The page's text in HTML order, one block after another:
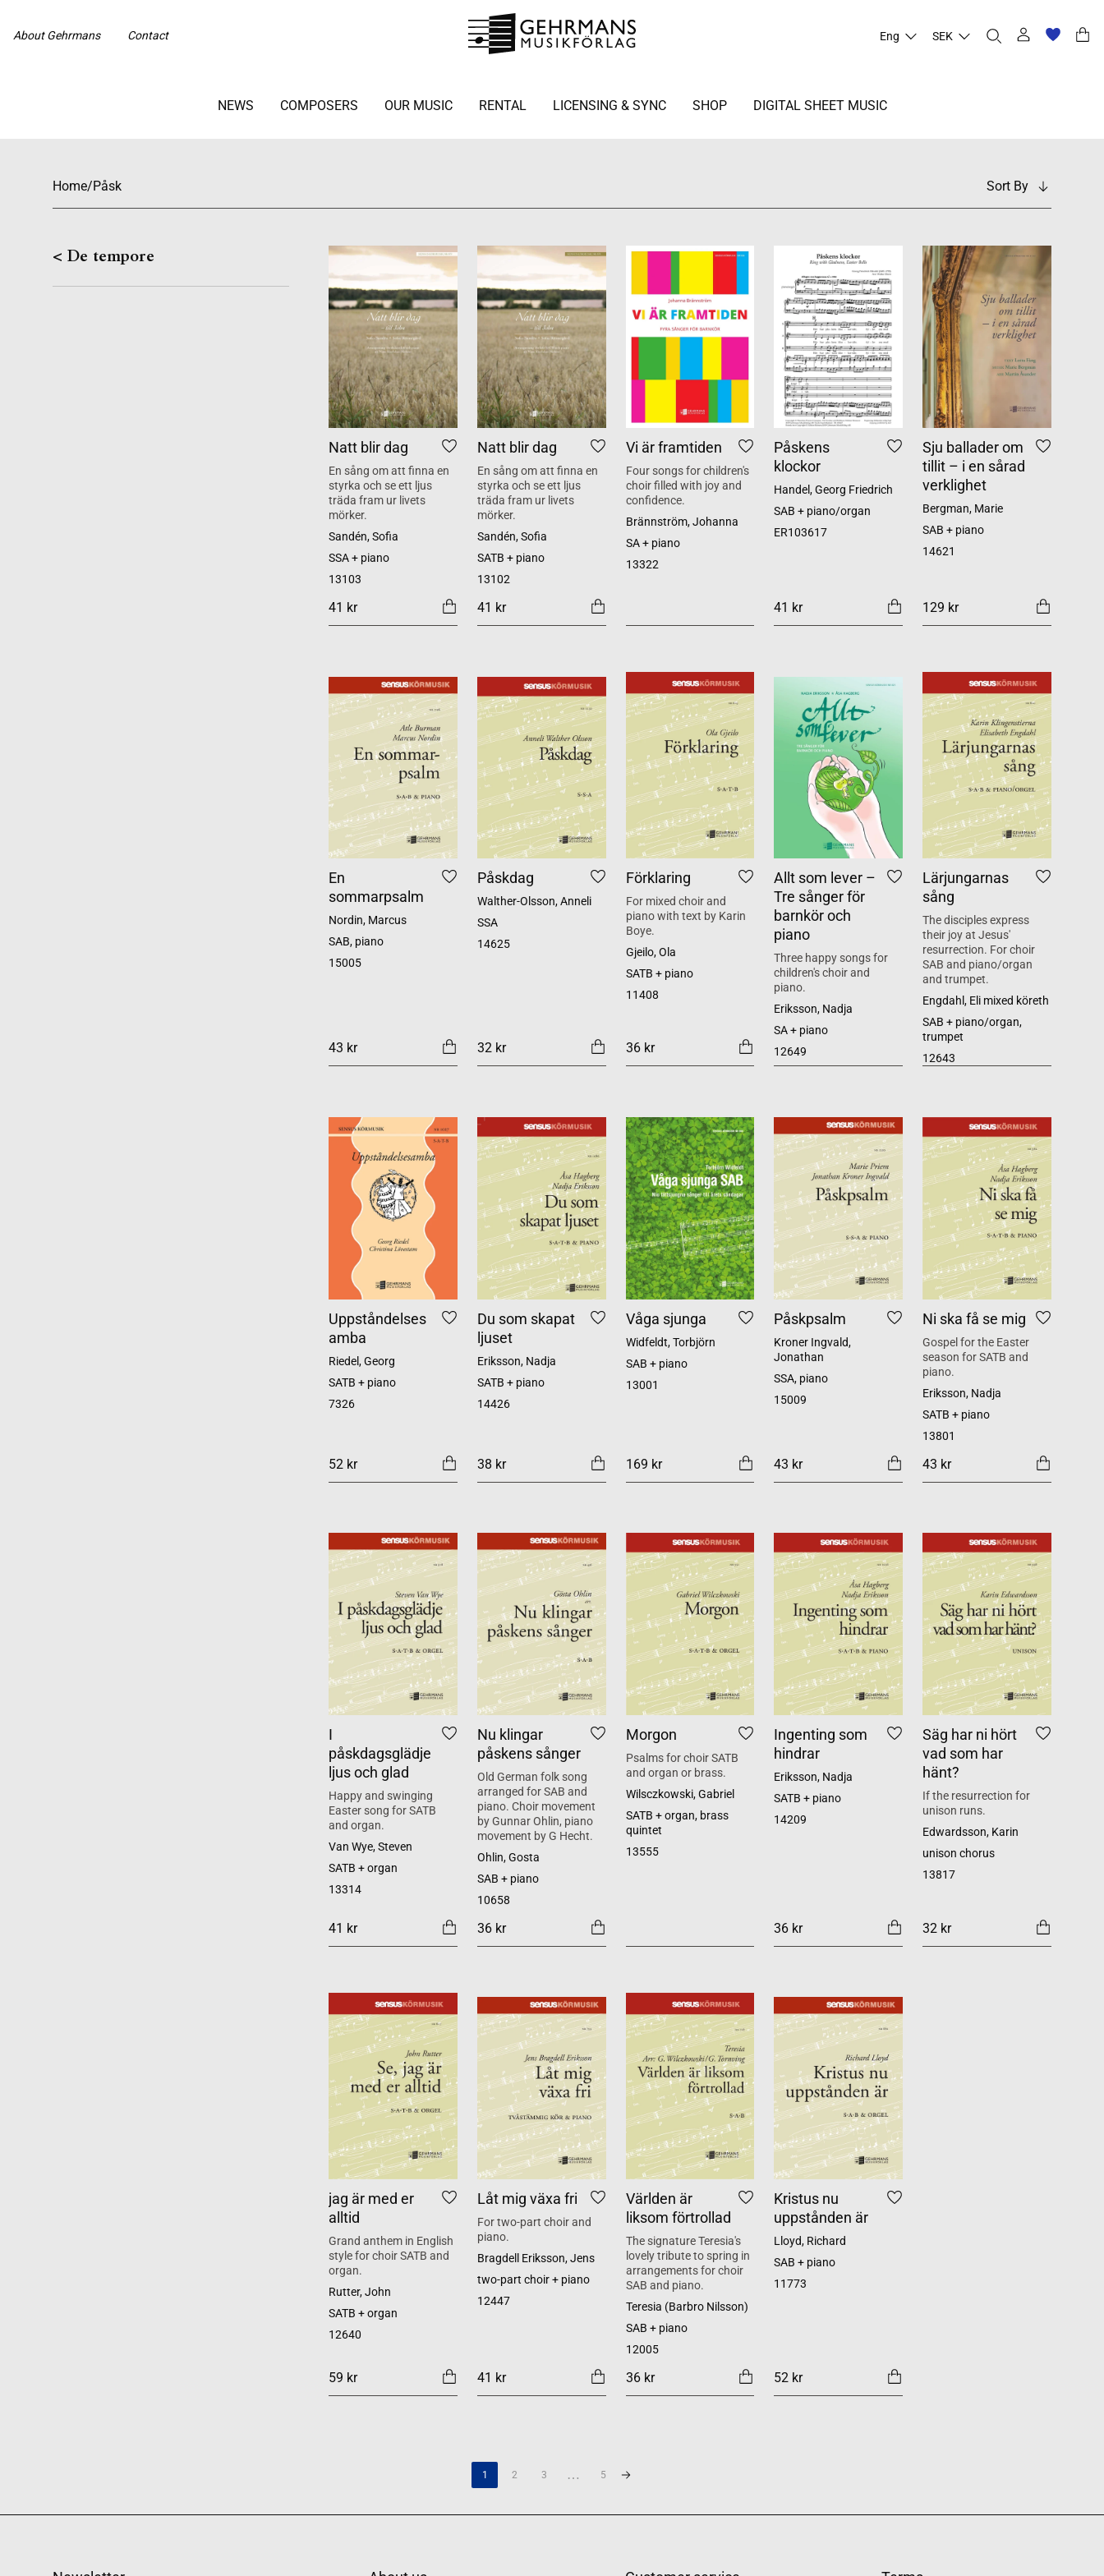
About Gehrmans Contact Eng SEK
NEWS COMPOSERS OUR MUSIC RENTAL LICENSING & SYNC SHOP DIGITAL SHEET MUSIC
Home/Påsk Sort By
< De tempore
Natt blir dag
En sång om att finna en
styrka och se ett ljus
träda fram ur livets
mörker.
Sandén, Sofia
SSA + piano
13103
41 kr
Natt blir dag
En sång om att finna en
styrka och se ett ljus
träda fram ur livets
mörker.
Sandén, Sofia
SATB + piano
13102
41 kr
Vi är framtiden
Four songs for children's
choir filled with joy and
confidence.
Brännström, Johanna
SA + piano
13322
Påskens
klockor
Handel, Georg Friedrich
SAB + piano/organ
ER103617
41 kr
Sju ballader om
tillit – i en sårad
verklighet
Bergman, Marie
SAB + piano
14621
129 kr
En
sommarpsalm
Nordin, Marcus
SAB, piano
15005
43 kr
Påskdag
Walther-Olsson, Anneli
SSA
14625
32 kr
Förklaring
For mixed choir and
piano with text by Karin
Boye.
Gjeilo, Ola
SATB + piano
11408
36 kr
Allt som lever –
Tre sånger för
barnkör och
piano
Three happy songs for
children's choir and
piano.
Eriksson, Nadja
SA + piano
12649
Lärjungarnas
sång
The disciples express
their joy at Jesus'
resurrection. For choir
SAB and piano/organ
and trumpet.
Engdahl, Eli mixed köreth
SAB + piano/organ,
trumpet
12643
Uppståndelses
amba
Riedel, Georg
SATB + piano
7326
52 kr
Du som skapat
ljuset
Eriksson, Nadja
SATB + piano
14426
38 kr
Våga sjunga
Widfeldt, Torbjörn
SAB + piano
13001
169 kr
Påskpsalm
Kroner Ingvald,
Jonathan
SSA, piano
15009
43 kr
Ni ska få se mig
Gospel for the Easter
season for SATB and
piano.
Eriksson, Nadja
SATB + piano
13801
43 kr
I
påskdagsglädje
ljus och glad
Happy and swinging
Easter song for SATB
and organ.
Van Wye, Steven
SATB + organ
13314
41 kr
Nu klingar
påskens sånger
Old German folk song
arranged for SAB and
piano. Choir movement
by Gunnar Ohlin, piano
movement by G Hecht.
Ohlin, Gosta
SAB + piano
10658
36 kr
Morgon
Psalms for choir SATB
and organ or brass.
Wilsczkowski, Gabriel
SATB + organ, brass
quintet
13555
Ingenting som
hindrar
Eriksson, Nadja
SATB + piano
14209
36 kr
Säg har ni hört
vad som har
hänt?
If the resurrection for
unison runs.
Edwardsson, Karin
unison chorus
13817
32 kr
jag är med er
alltid
Grand anthem in English
style for choir SATB and
organ.
Rutter, John
SATB + organ
12640
59 kr
Låt mig växa fri
For two-part choir and
piano.
Bragdell Eriksson, Jens
two-part choir + piano
12447
41 kr
Världen är
liksom förtrollad
The signature Teresia's
lovely tribute to spring in
arrangements for choir
SAB and piano.
Teresia (Barbro Nilsson)
SAB + piano
12005
36 kr
Kristus nu
uppstånden är
Lloyd, Richard
SAB + piano
11773
52 kr
1 2 3 … 5